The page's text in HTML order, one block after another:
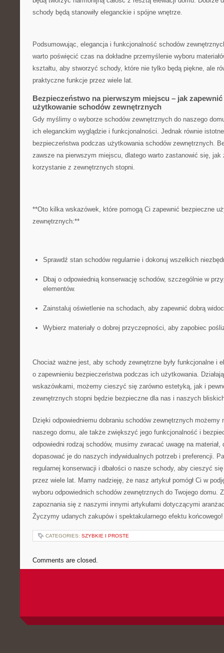
⁣schody‌ będą stanowiły ⁢eleganckie i ‍spójne⁢ wnętrze.
Podsumowując, elegancja i funkcjonalność schodów
warto poświęcić czas na dokładne przemyślenie‌ wyboru
kształtu,⁣ aby stworzyć schody, które nie ⁤tylko będą piękne, ale‍
⁣praktyczne funkcje przez wiele lat.
Bezpieczeństwo na pierwszym miejscu – jak
użytkowanie schodów⁤ zewnętrznych
Gdy ⁣myślimy o wyborze schodów zewnętrznych do​ naszego
‍ich eleganckim wyglądzie ​i‍ funkcjonalności. Jednak równie
bezpieczeństwa podczas użytkowania schodów⁤ zewnętrznych.⁢
‌zawsze na pierwszym⁢ miejscu, dlatego warto zastanowić ‍się,⁤ jak
korzystanie z zewnętrznych stopni.
**Oto kilka wskazówek, które pomogą Ci zapewnić ‌bezpieczne
zewnętrznych:**
Sprawdź stan​ schodów regularnie⁣ i dokonuj ⁢wszelkich
Dbaj o odpowiednią konserwację‍ schodów, szczególnie w
elementów.
Zainstaluj oświetlenie na schodach, ​aby zapewnić ‍dobrą
Wybierz materiały ⁣o dobrej przyczepności, ⁢aby zapobiec
Chociaż ‌ważne ‍jest, ⁣aby‌ schody⁤ zewnętrzne ⁤były funkcjonalne​ i‌
‍o zapewnieniu bezpieczeństwa podczas ⁢ich użytkowania.
wskazówkami,⁣ możemy ⁣cieszyć ‍się zarówno⁢ estetyką,‌ jak i
zewnętrznych‌ stopni będzie bezpieczne dla nas ⁢i naszych
Dzięki odpowiedniemu dobraniu‍ schodów zewnętrznych
naszego domu, ​ale⁢ także ⁤zwiększyć jego funkcjonalność i
odpowiedni rodzaj schodów, musimy zwracać uwagę na
‌dopasować je do naszych ‍indywidualnych ‍potrzeb⁣ i preferencji.
regularnej konserwacji i⁣ dbałości o nasze schody, aby ‍cieszyć
przez wiele lat. Mamy nadzieję, że nasz artykuł pomógł Ci w
wyboru odpowiednich⁢ schodów ⁢zewnętrznych do Twojego domu.‍
zapoznania się z naszymi innymi artykułami ‌dotyczącymi
Życzymy udanych zakupów ⁢i ‌spektakularnego efektu⁣ końcowego!
CATEGORIES: SZYBKIE I PROSTE
Comments are closed.